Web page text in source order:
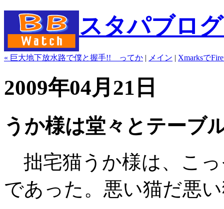
スタパブロ
« 巨大地下放水路で僕と握手!! ってか | メイン | Xmarksで
2009年04月21日
うか様は堂々とテーブ
拙宅猫うか様は、こ
であった。悪い猫だ悪